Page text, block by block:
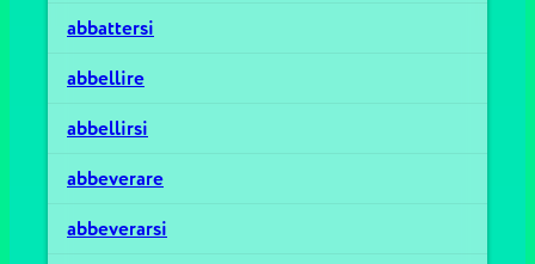
abbattersi
abbellire
abbellirsi
abbeverare
abbeverarsi